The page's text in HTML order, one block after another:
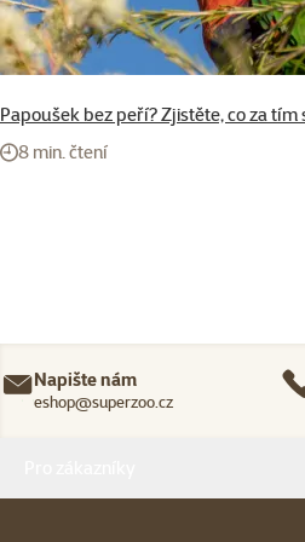
Papoušek bez peří? Zjistěte, co za tím
8 min. čtení
Napište nám
eshop@superzoo.cz